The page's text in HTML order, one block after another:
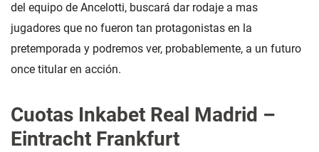
del equipo de Ancelotti, buscará dar rodaje a mas
jugadores que no fueron tan protagonistas en la
pretemporada y podremos ver, probablemente, a un futuro
once titular en acción.
Cuotas Inkabet Real Madrid –
Eintracht Frankfurt